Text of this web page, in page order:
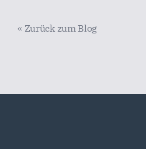
« Zurück zum Blog